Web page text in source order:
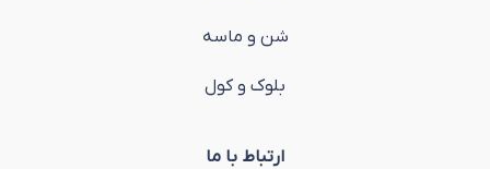
شن و ماسه
بلوک و کول
ارتباط با ما